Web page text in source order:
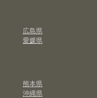
広島県
愛媛県
熊本県
沖縄県